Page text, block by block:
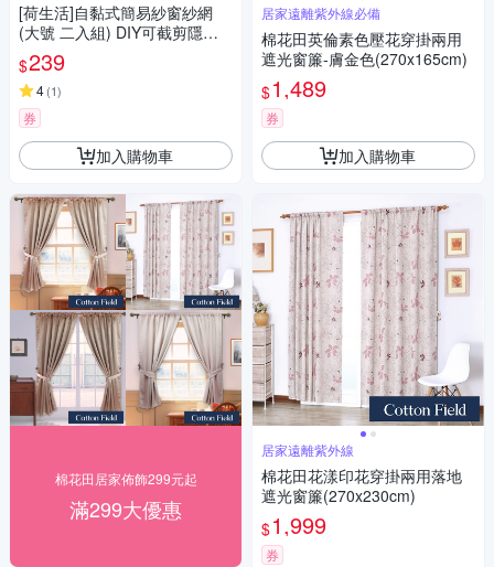
[荷生活]自黏式簡易紗窗紗網
(大號 二入組) DIY可截剪隱形
紗窗 附魔術貼
$239
4(1)
券
加入購物車
棉花田居家佈飾299元起
滿299大優惠
居家遠離紫外線必備
棉花田英倫素色壓花穿掛兩用
遮光窗簾-膚金色(270x165cm)
$1,489
券
加入購物車
居家遠離紫外線
棉花田花漾印花穿掛兩用落地
遮光窗簾(270x230cm)
$1,999
券